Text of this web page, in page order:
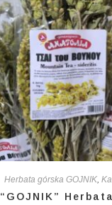
Herbata górska GOJNIK,
“GOJNIK”